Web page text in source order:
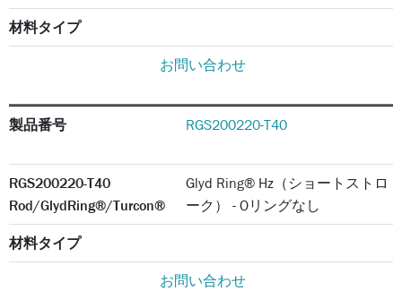
材料タイプ
お問い合わせ
製品番号 RGS200220-T40
RGS200220-T40
Rod/GlydRing®/Turcon®
Glyd Ring® Hz（ショートストロ
ーク） - Oリングなし
材料タイプ
お問い合わせ